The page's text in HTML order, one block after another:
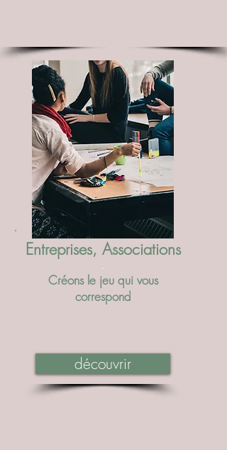
Entreprises, Associations
.
Créons le jeu qui vous
correspond
découvrir